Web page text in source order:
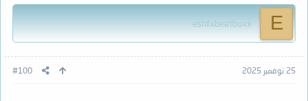
E
eshfxbeatboxx
25 نوفمبر 2025 #100